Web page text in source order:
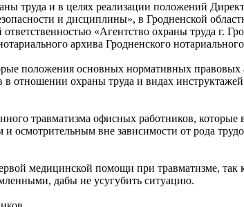
труда и в целях реализации положений
и дисциплины», в Гродненской
«Агентство охраны труда г.
архива Гродненского
положения основных нормативных правовых
в отношении охраны труда и видах
травматизма офисных работников, которые
вне зависимости от рода
медицинской помощи при травматизме, так
дабы не усугубить ситуацию.